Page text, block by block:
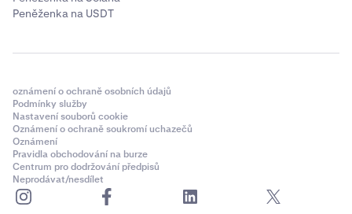
4 Klepnutím na limit
vysvětluje se zde, že limit vychází z držených aktiv a
může být nižší než jejich plná hodnota vlivem
kolísání cen, a ukazuje,
která aktiva se do něj
Peněženka na USDT
oznámení o ochraně osobních údajů
Podmínky služby
Nastavení souborů cookie
Oznámení o ochraně soukromí uchazečů
Oznámení
Pravidla obchodování na burze
Centrum pro dodržování předpisů
Neprodávat/nesdílet